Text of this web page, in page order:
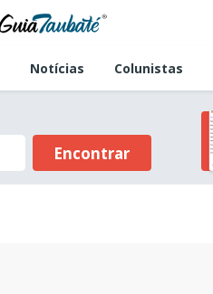
Notícias Colunistas
Encontrar